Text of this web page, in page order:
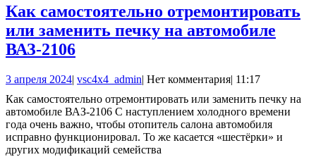
Как самостоятельно отремонтировать
или заменить печку на автомобиле
ВАЗ-2106Как
отремонтировать
или
заменить
печку
3 апреля 20243
2024
| vsc4x4_adminvsc4x4_admin
| Нет комментария| 11:17
Как самостоятельно отремонтировать или заменить печку на
автомобиле ВАЗ-2106 С наступлением холодного времени
года очень важно, чтобы отопитель салона автомобиля
исправно функционировал. То же касается «шестёрки» и
других модификаций семейства